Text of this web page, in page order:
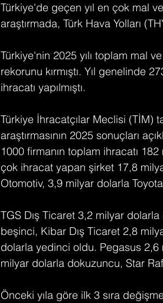
Türkiye'de geçen yıl en çok mal
araştırmada, Türk Hava Yolları
Türkiye'nin 2025 yılı toplam mal
rekorunu kırmıştı. Yıl genelinde
ihracatı yapılmıştı.
Türkiye İhracatçılar Meclisi (TİM)
araştırmasının 2025 sonuçları
1000 firmanın toplam ihracatı
çok ihracat yapan şirket 17,8
Otomotiv, 3,9 milyar dolarla
TGS Dış Ticaret 3,2 milyar
beşinci, Kibar Dış Ticaret 2,8
dolarla yedinci oldu. Pegasus 2,6
milyar dolarla dokuzuncu, Star
Önceki yıla göre ilk 3 sıra